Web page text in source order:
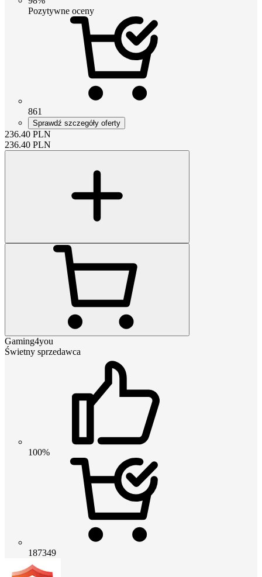
Pozytywne oceny
861
Sprawdź szczegóły oferty
236.40 PLN
236.40 PLN
Gaming4you
Świetny sprzedawca
100%
187349